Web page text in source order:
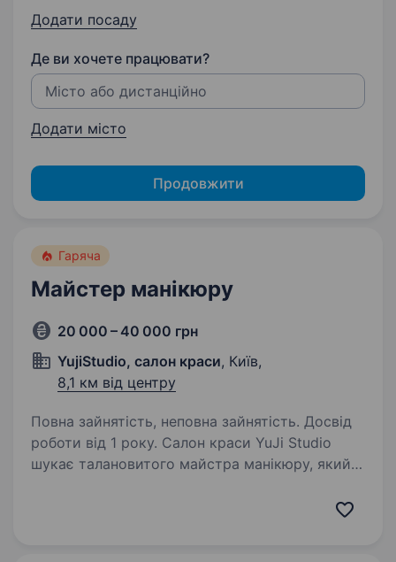
Додати посаду
Де ви хочете працювати?
Додати місто
Продовжити
Гаряча
Майстер манікюру
20 000 – 40 000 грн
YujiStudio, салон краси, Київ,
8,1 км від центру
Повна зайнятість, неповна зайнятість. Досвід
роботи від 1 року. Салон краси YuJi Studio
шукає талановитого майстра манікюру, який